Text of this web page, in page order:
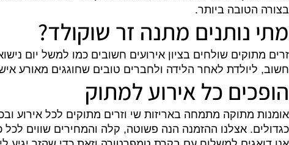
על עיצוב מיוחד, מותאם ומקצועי ועל שימוש
מתנה זר שוקולד?
שולחים בציון אירועים חשובים כמו למשל יום
לאחר הלידה ולחברים טובים שחוגגים מאורע אישי
כל אירוע למתוק
מתוקה מתמחה באריזות שי וזרים מתוקים לכל אירוע ובכל